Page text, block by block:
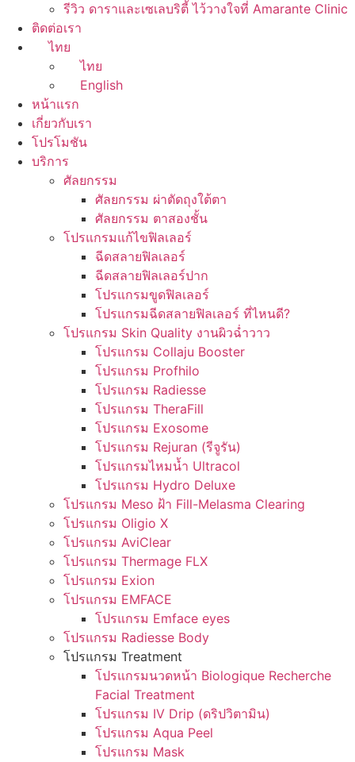
รีวิว ดาราและเซเลบริตี้ ไว้วางใจที่ Amarante Clinic
ติดต่อเรา
ไทย
ไทย
English
หน้าแรก
เกี่ยวกับเรา
โปรโมชัน
บริการ
ศัลยกรรม
ศัลยกรรม ผ่าตัดถุงใต้ตา
ศัลยกรรม ตาสองชั้น
โปรแกรมแก้ไขฟิลเลอร์
ฉีดสลายฟิลเลอร์
ฉีดสลายฟิลเลอร์ปาก
โปรแกรมขูดฟิลเลอร์
โปรแกรมฉีดสลายฟิลเลอร์ ที่ไหนดี?
โปรแกรม Skin Quality งานผิวฉ่ำวาว
โปรแกรม Collaju Booster
โปรแกรม Profhilo
โปรแกรม Radiesse
โปรแกรม TheraFill
โปรแกรม Exosome
โปรแกรม Rejuran (รีจูรัน)
โปรแกรมไหมน้ำ Ultracol
โปรแกรม Hydro Deluxe
โปรแกรม Meso ฝ้า Fill-Melasma Clearing
โปรแกรม Oligio X
โปรแกรม AviClear
โปรแกรม Thermage FLX
โปรแกรม Exion
โปรแกรม EMFACE
โปรแกรม Emface eyes
โปรแกรม Radiesse Body
โปรแกรม Treatment
โปรแกรมนวดหน้า Biologique Recherche
Facial Treatment
โปรแกรม IV Drip (ดริปวิตามิน)
โปรแกรม Aqua Peel
โปรแกรม Mask